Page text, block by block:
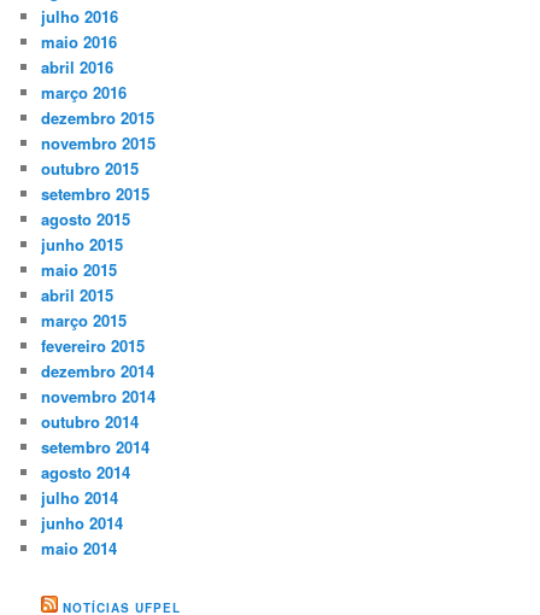
julho 2016
maio 2016
abril 2016
março 2016
dezembro 2015
novembro 2015
outubro 2015
setembro 2015
agosto 2015
junho 2015
maio 2015
abril 2015
março 2015
fevereiro 2015
dezembro 2014
novembro 2014
outubro 2014
setembro 2014
agosto 2014
julho 2014
junho 2014
maio 2014
NOTÍCIAS UFPEL